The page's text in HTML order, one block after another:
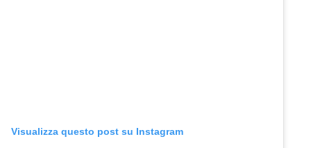
Visualizza questo post su Instagram